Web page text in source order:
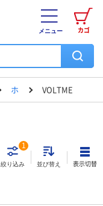
カゴ
メニュー
ホ VOLTME
絞り込み
1
並び替え 表示切替